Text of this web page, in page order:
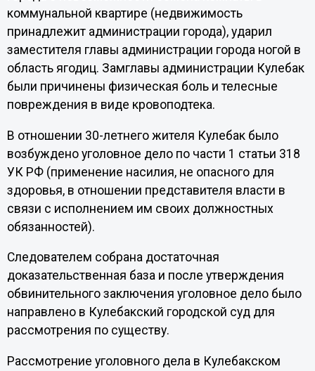
коммунальной квартире (недвижимость
принадлежит администрации города), ударил
заместителя главы администрации города ногой в
область ягодиц. Замглавы администрации Кулебак
были причинены физическая боль и телесные
повреждения в виде кровоподтека.
В отношении 30-летнего жителя Кулебак было
возбуждено уголовное дело по части 1 статьи 318
УК РФ (применение насилия, не опасного для
здоровья, в отношении представителя власти в
связи с исполнением им своих должностных
обязанностей).
Следователем собрана достаточная
доказательственная база и после утверждения
обвинительного заключения уголовное дело было
направлено в Кулебакский городской суд для
рассмотрения по существу.
Рассмотрение уголовного дела в Кулебакском